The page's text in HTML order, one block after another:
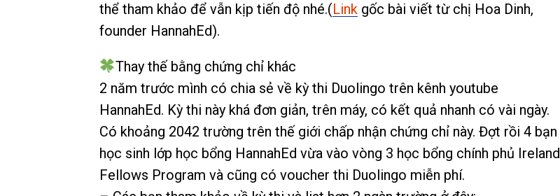
thể tham khảo để vẫn kịp tiến độ nhé.(Link gốc bài viết từ chị Hoa Dinh,
founder HannahEd).
Thay thế bằng chứng chỉ khác
2 năm trước mình có chia sẻ về kỳ thi Duolingo trên kênh youtube
HannahEd. Kỳ thi này khá đơn giản, trên máy, có kết quả nhanh có vài ngày.
Có khoảng 2042 trường trên thế giới chấp nhận chứng chỉ này. Đợt rồi 4 bạn
học sinh lớp học bổng HannahEd vừa vào vòng 3 học bổng chính phủ Ireland
Fellows Program và cũng có voucher thi Duolingo miễn phí.